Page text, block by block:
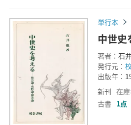
単行本
中世史
著者： 石
発行元：
出版年：
新刊 在
古書 1点